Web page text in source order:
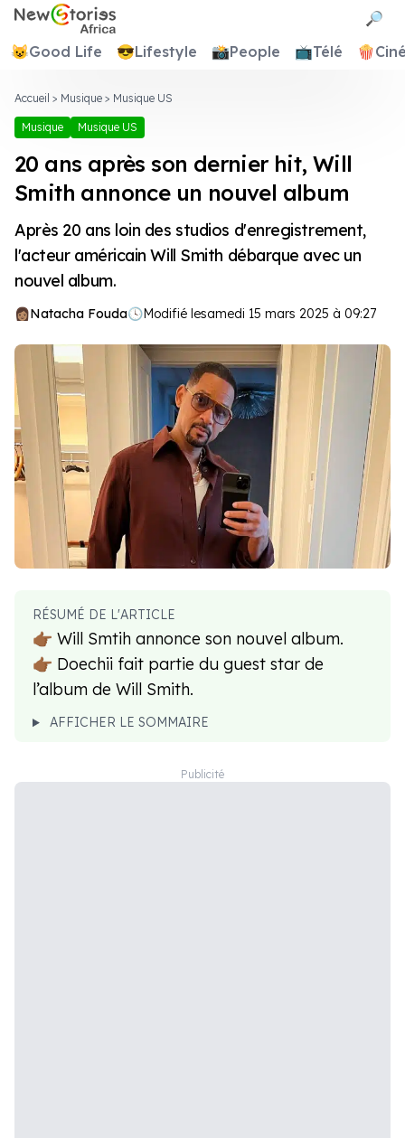
Newstories Africa
🔎
😺Good Life 😎Lifestyle 📸People 📺Télé 🍿
Accueil > Musique > Musique US
Musique Musique US
20 ans après son dernier hit, Will
Smith annonce un nouvel album
Après 20 ans loin des studios d'enregistrement,
l'acteur américain Will Smith débarque avec un
nouvel album.
Natacha Fouda🕓Modifié lesamedi 15 mars 2025 à 09:27
RÉSUMÉ DE L'ARTICLE
👉🏾 Will Smtih annonce son nouvel album.
👉🏾 Doechii fait partie du guest star de
l’album de Will Smith.
AFFICHER LE SOMMAIRE